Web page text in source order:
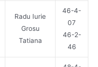
Radu Iurie
Grosu
Tatiana
46-4-
07
46-2-
46